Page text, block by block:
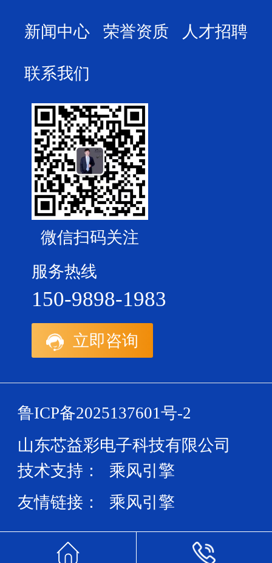
新闻中心 荣誉资质 人才招聘
联系我们
微信扫码关注
服务热线
150-9898-1983
立即咨询
鲁ICP备2025137601号-2
山东芯益彩电子科技有限公司
技术支持：
乘风引擎
友情链接：
乘风引擎